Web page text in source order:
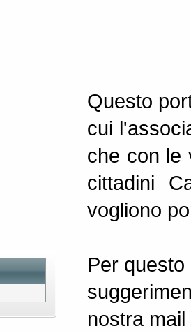
Questo
cui
che con le
cittadini
vogliono
Per
nostra